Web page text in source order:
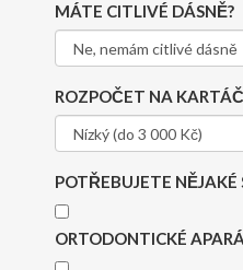
MÁTE CITLIVÉ DÁSNĚ?
ROZPOČET NA
POTŘEBUJETE NĚJAKÉ
ORTODONTICKÉ